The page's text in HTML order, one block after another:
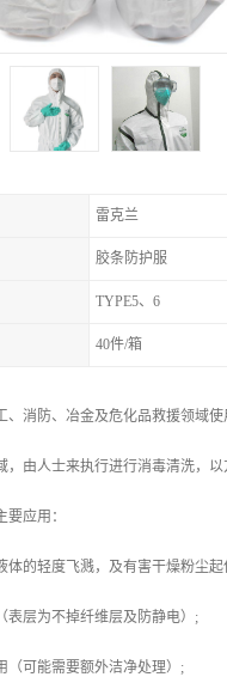
雷克兰
胶条防护服
TYPE5、6
40件/箱
、消防、冶金及危化品救援领域
，由人士来执行进行消毒清洗，以
应用：
体的轻度飞溅，及有害干燥粉尘起
表层为不掉纤维层及防静电）;
（可能需要额外洁净处理）;